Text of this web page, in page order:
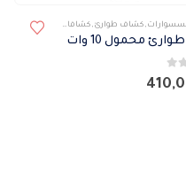
, كشاف طوارئ , كشافات كشافات
محمول 10 وات